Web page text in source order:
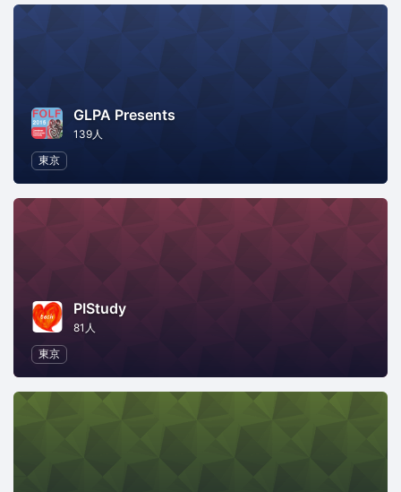
GLPA Presents
139人
東京
PIStudy
81人
東京